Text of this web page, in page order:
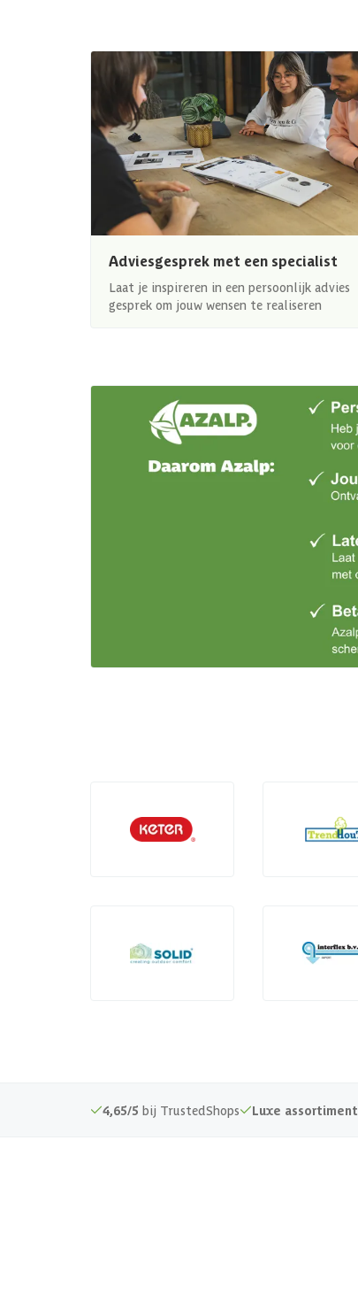
Adviesgesprek met een specialist
Laat je inspireren in een persoonlijk advies
gesprek om jouw wensen te realiseren
4,65/5 bij TrustedShops Luxe assortiment